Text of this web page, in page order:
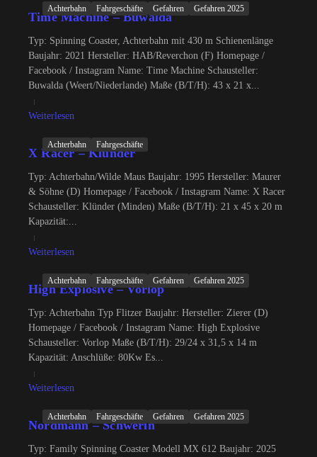
Achterbahn Fahrgeschäfte Gefahren Gefahren 2025
Time Machine – Buwalda
Typ: Spinning Coaster, Achterbahn mit 430 m Schienenlänge
Baujahr: 2021 Hersteller: HAB/Reverchon (F) Homepage /
Facebook / Instagram Name: Time Machine Schausteller:
Buwalda (Weert/Niederlande) Maße (B/T/H): 43 x 21 x...
Weiterlesen
Achterbahn Fahrgeschäfte
X Racer – Klünder
Typ: Achterbahn/Wilde Maus Baujahr: 1995 Hersteller: Maurer
& Söhne (D) Homepage / Facebook / Instagram Name: X Racer
Schausteller: Klünder (Minden) Maße (B/T/H): 21 x 45 x 20 m
Kapazität:...
Weiterlesen
Achterbahn Fahrgeschäfte Gefahren Gefahren 2025
High Explosive – Vorlop
Typ: Achterbahn Typ Flitzer Baujahr: Hersteller: Zierer (D)
Homepage / Facebook / Instagram Name: High Explosive
Schausteller: Vorlop Maße (B/T/H): 29/24 x 31,5 x 14 m
Kapazität: Anschlüße: 80Kw Es...
Weiterlesen
Achterbahn Fahrgeschäfte Gefahren Gefahren 2025
Nordmann – Schwerin
Typ: Family Spinning Coaster Modell MX 612 Baujahr: 2025